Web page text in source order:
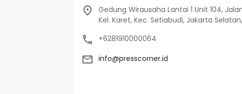
Gedung Wirausaha Lantai 1 Unit 104,
Kel. Karet, Kec. Setiabudi, Jakarta
+6281910000064
info@presscorner.id